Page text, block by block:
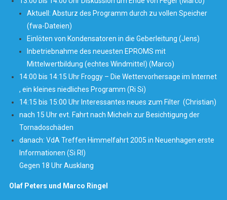
Aktuell: Absturz des Programm durch zu vollen Speicher
(fwa-Dateien)
Einlöten von Kondensatoren in die Geberleitung (Jens)
Inbetriebnahme des neuesten EPROMS mit
Mittelwertbildung (echtes Windmittel) (Marco)
14:00 bis 14:15 Uhr Froggy – Die Wettervorhersage im Internet
, ein kleines niedliches Programm (Ri Si)
14:15 bis 15:00 Uhr Interessantes neues zum Filter (Christian)
nach 15 Uhr evt. Fahrt nach Micheln zur Besichtigung der
Tornadoschäden
danach: VdA Treffen Himmelfahrt 2005 in Neuenhagen erste
Informationen (Si RI)
Gegen 18 Uhr Ausklang
Olaf Peters und Marco Ringel